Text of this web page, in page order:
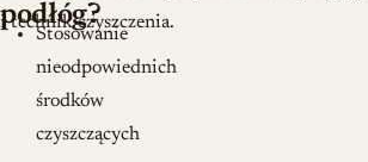
Stosowanie
nieodpowiednich
środków
czyszczących
podłóg?
i technik czyszczenia.